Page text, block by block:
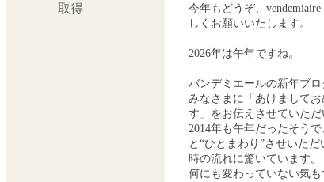
取得
今年もどうぞ、
しくお願いいたします。
2026年は午年ですね。
バンデミエールの新年ブ
みなさまに「あけましてお
す」をお伝えさせていただ
2014年も午年だったそう
と“ひとまわり”させいただ
時の流れに驚いています。
何にも変わっていない気